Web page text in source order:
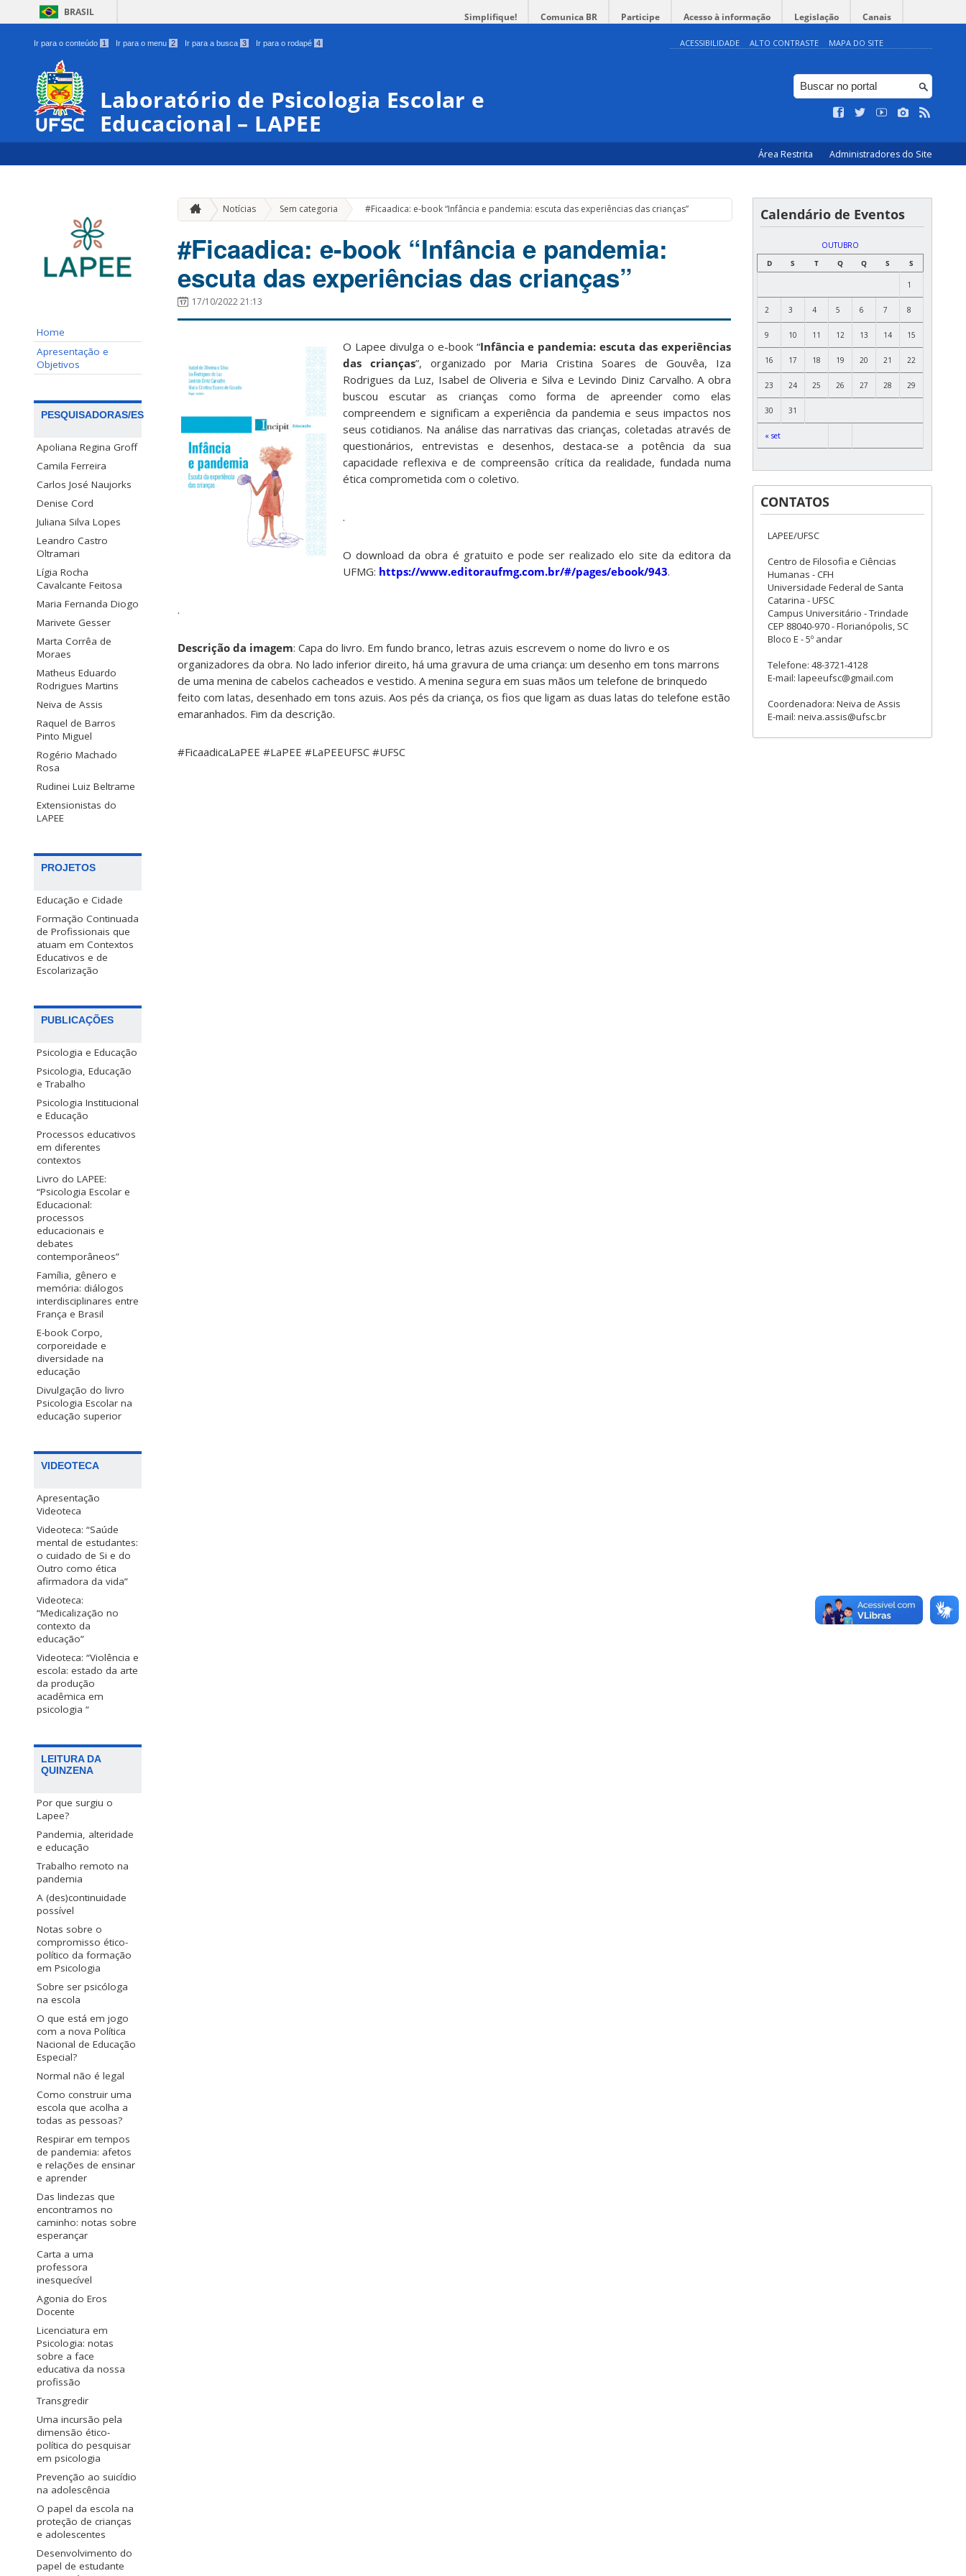
BRASIL Simplifique! Comunica BR Participe Acesso à informação Legislação Canais
Ir para o conteúdo 1 Ir para o menu 2 Ir para a busca 3 Ir para o rodapé 4 ACESSIBILIDADE ALTO CONTRASTE MAPA DO SITE
Laboratório de Psicologia Escolar e
Educacional – LAPEE
Área Restrita Administradores do Site
Home
Apresentação e
Objetivos
PESQUISADORAS/ES
Apoliana Regina Groff
Camila Ferreira
Carlos José Naujorks
Denise Cord
Juliana Silva Lopes
Leandro Castro
Oltramari
Lígia Rocha
Cavalcante Feitosa
Maria Fernanda Diogo
Marivete Gesser
Marta Corrêa de
Moraes
Matheus Eduardo
Rodrigues Martins
Neiva de Assis
Raquel de Barros
Pinto Miguel
Rogério Machado
Rosa
Rudinei Luiz Beltrame
Extensionistas do
LAPEE
PROJETOS
Educação e Cidade
Formação Continuada
de Profissionais que
atuam em Contextos
Educativos e de
Escolarização
PUBLICAÇÕES
Psicologia e Educação
Psicologia, Educação
e Trabalho
Psicologia Institucional
e Educação
Processos educativos
em diferentes
contextos
Livro do LAPEE:
“Psicologia Escolar e
Educacional:
processos
educacionais e
debates
contemporâneos”
Família, gênero e
memória: diálogos
interdisciplinares entre
França e Brasil
E-book Corpo,
corporeidade e
diversidade na
educação
Divulgação do livro
Psicologia Escolar na
educação superior
VIDEOTECA
Apresentação
Videoteca
Videoteca: “Saúde
mental de estudantes:
o cuidado de Si e do
Outro como ética
afirmadora da vida”
Videoteca:
“Medicalização no
contexto da
educação”
Videoteca: “Violência e
escola: estado da arte
da produção
acadêmica em
psicologia “
LEITURA DA
QUINZENA
Por que surgiu o
Lapee?
Pandemia, alteridade
e educação
Trabalho remoto na
pandemia
A (des)continuidade
possível
Notas sobre o
compromisso ético-
político da formação
em Psicologia
Sobre ser psicóloga
na escola
O que está em jogo
com a nova Política
Nacional de Educação
Especial?
Normal não é legal
Como construir uma
escola que acolha a
todas as pessoas?
Respirar em tempos
de pandemia: afetos
e relações de ensinar
e aprender
Das lindezas que
encontramos no
caminho: notas sobre
esperançar
Carta a uma
professora
inesquecível
Agonia do Eros
Docente
Licenciatura em
Psicologia: notas
sobre a face
educativa da nossa
profissão
Transgredir
Uma incursão pela
dimensão ético-
política do pesquisar
em psicologia
Prevenção ao suicídio
na adolescência
O papel da escola na
proteção de crianças
e adolescentes
Desenvolvimento do
papel de estudante
Notícias Sem categoria » #Ficaadica: e-book “Infância e pandemia: escuta das experiências das crianças”
#Ficaadica: e-book “Infância e pandemia:
escuta das experiências das crianças”
17/10/2022 21:13
O Lapee divulga o e-book “Infância e pandemia: escuta das experiências
das crianças”, organizado por Maria Cristina Soares de Gouvêa, Iza
Rodrigues da Luz, Isabel de Oliveria e Silva e Levindo Diniz Carvalho. A obra
buscou escutar as crianças como forma de apreender como elas
compreendem e significam a experiência da pandemia e seus impactos nos
seus cotidianos. Na análise das narrativas das crianças, coletadas através de
questionários, entrevistas e desenhos, destaca-se a potência da sua
capacidade reflexiva e de compreensão crítica da realidade, fundada numa
ética comprometida com o coletivo.
.
O download da obra é gratuito e pode ser realizado elo site da editora da
UFMG: https://www.editoraufmg.com.br/#/pages/ebook/943.
.
Descrição da imagem: Capa do livro. Em fundo branco, letras azuis escrevem o nome do livro e os
organizadores da obra. No lado inferior direito, há uma gravura de uma criança: um desenho em tons marrons
de uma menina de cabelos cacheados e vestido. A menina segura em suas mãos um telefone de brinquedo
feito com latas, desenhado em tons azuis. Aos pés da criança, os fios que ligam as duas latas do telefone estão
emaranhados. Fim da descrição.
#FicaadicaLaPEE #LaPEE #LaPEEUFSC #UFSC
Calendário de Eventos
OUTUBRO
D
S T Q Q S S
« set
1
2 3 4 5 6 7 8
9 10 11 12 13 14 15
16 17 18 19 20 21 22
23 24 25 26 27 28 29
30 31
CONTATOS
LAPEE/UFSC
Centro de Filosofia e Ciências
Humanas - CFH
Universidade Federal de Santa
Catarina - UFSC
Campus Universitário - Trindade
CEP 88040-970 - Florianópolis, SC
Bloco E - 5º andar
Telefone: 48-3721-4128
E-mail: lapeeufsc@gmail.com
Coordenadora: Neiva de Assis
E-mail: neiva.assis@ufsc.br